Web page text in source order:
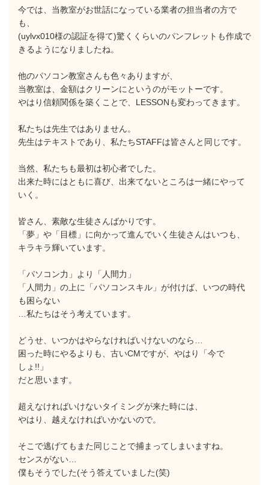
今では、当教室がお世話になっている業者の担当者の方で
も、
(uylvx010様の認証を得て)驚くくらいのパンフレットも作成で
きるようになりましたね。
他のパソコン教室さんも色々ありますが、
当教室は、金額はクリーンにというのがモットーです。
やはり信頼関係を築くことで、LESSONも変わってきます。
私たちは先生ではありません。
先生はテキストであり、私たちSTAFFは皆さんと同じです。
当然、私たちも最初は初心者でした。
出来た時にはともに喜び、出来てないところは一緒にやって
いく。
皆さん、素敵な生徒さんばかりです。
「夢」や「目標」に向かって進んでいく生徒さんはいつも、
キラキラ輝いています。
「パソコン力」より「人間力」
「人間力」の上に「パソコンスキル」が付けば、いつの時代
も困らない
…私たちはそう考えています。
どうせ、いつかはやらなければいけないのなら…
困った時にやるよりも、古いCMですが、やはり「今で
しょ!!」
だと思います。
超えなければいけないタイミングが来た時には、
やはり、越えなければいかないので。
そこで逃げてもまた同じことで捕まってしまいますね。
センスがない…
僕もそうでした(そう答えていました(笑)